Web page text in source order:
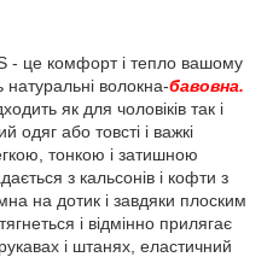
- це комфорт і тепло вашому
натуральні волокна-бавовна.
як для чоловіків так і
одяг або товсті і важкі
тонкою і затишною
з кальсонів і кофти з
на дотик і завдяки плоским
і відмінно прилягає
і штанях, еластичний